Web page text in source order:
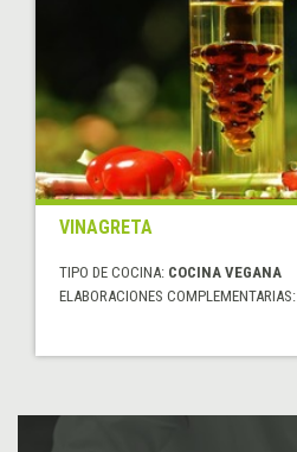
VINAGRETA
TIPO DE COCINA: COCINA VEGANA
ELABORACIONES COMPLEMENTARIAS: